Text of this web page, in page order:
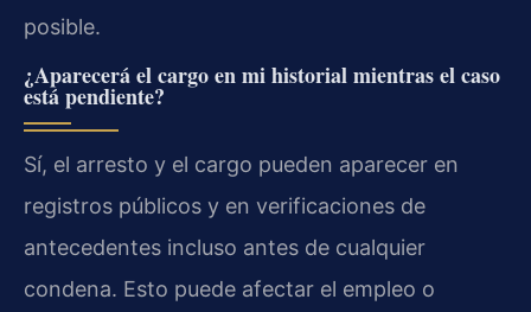
posible.
¿Aparecerá el cargo en mi historial mientras el caso
está pendiente?
Sí, el arresto y el cargo pueden aparecer en
registros públicos y en verificaciones de
antecedentes incluso antes de cualquier
condena. Esto puede afectar el empleo o